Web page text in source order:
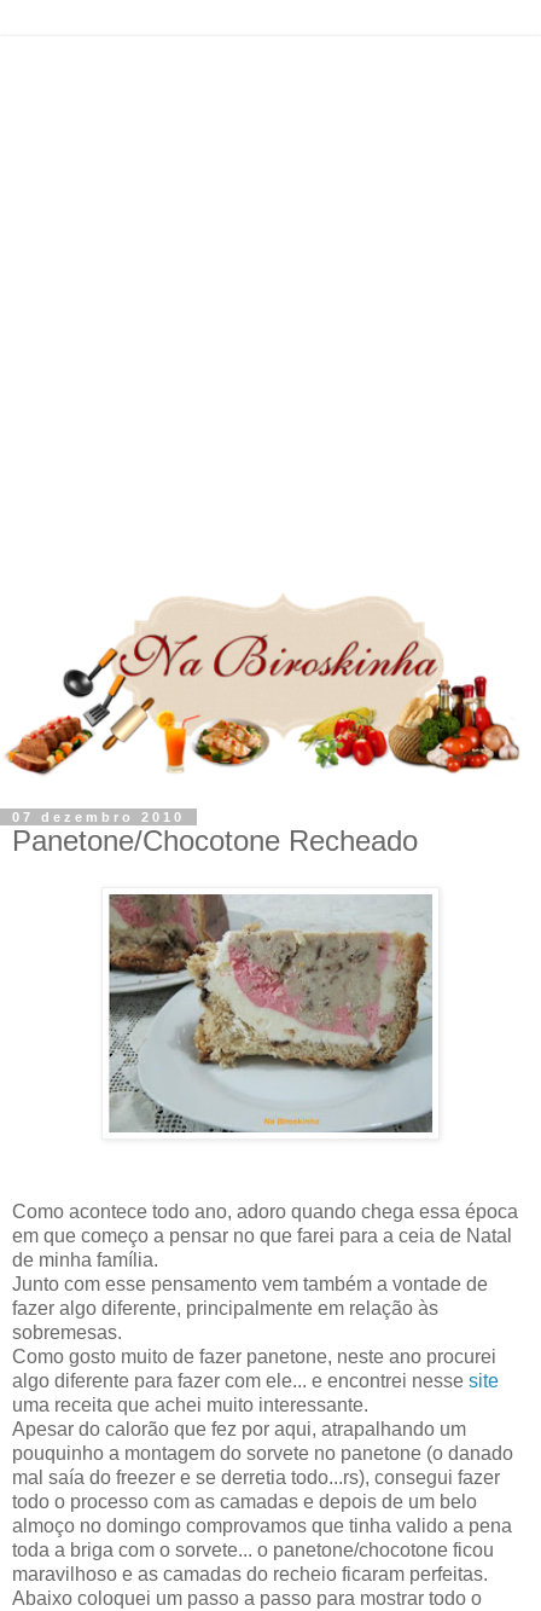
07 dezembro 2010
Panetone/Chocotone Recheado
Como acontece todo ano, adoro quando chega essa época
em que começo a pensar no que farei para a ceia de Natal
de minha família.
Junto com esse pensamento vem também a vontade de
fazer algo diferente, principalmente em relação às
sobremesas.
Como gosto muito de fazer panetone, neste ano procurei
algo diferente para fazer com ele... e encontrei nesse site
uma receita que achei muito interessante.
Apesar do calorão que fez por aqui, atrapalhando um
pouquinho a montagem do sorvete no panetone (o danado
mal saía do freezer e se derretia todo...rs), consegui fazer
todo o processo com as camadas e depois de um belo
almoço no domingo comprovamos que tinha valido a pena
toda a briga com o sorvete... o panetone/chocotone ficou
maravilhoso e as camadas do recheio ficaram perfeitas.
Abaixo coloquei um passo a passo para mostrar todo o